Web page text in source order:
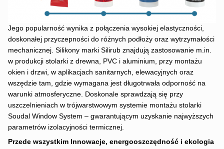
Jego popularność wynika z połączenia wysokiej elastyczności,
doskonałej przyczepności do różnych podłoży oraz wytrzymałości
mechanicznej. Silikony marki Silirub znajdują zastosowanie m.in.
w produkcji stolarki z drewna, PVC i aluminium, przy montażu
okien i drzwi, w aplikacjach sanitarnych, elewacyjnych oraz
wszędzie tam, gdzie wymagana jest długotrwała odporność na
warunki atmosferyczne. Doskonale sprawdzają się przy
uszczelnieniach w trójwarstwowym systemie montażu stolarki
Soudal Window System – gwarantującym uzyskanie najwyższych
parametrów izolacyjności termicznej.
Przede wszystkim Innowacje, energooszczędność i ekologia